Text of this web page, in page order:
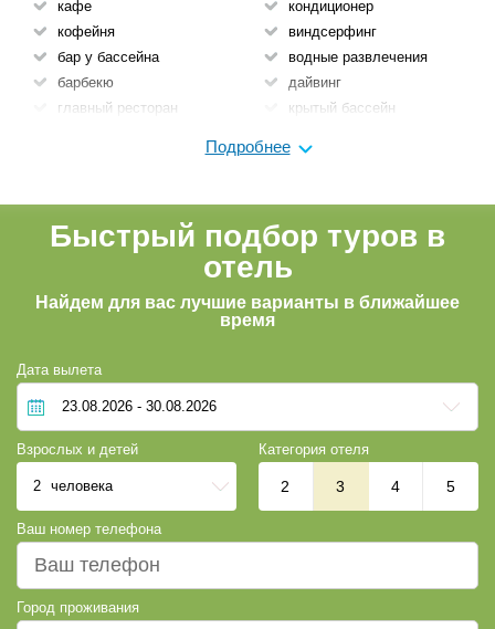
кафе
кофейня
бар у бассейна
барбекю
главный ресторан
туалет
умывальник
интернет
телефон
стиральная машина
кафель
кондиционер
виндсерфинг
водные развлечения
дайвинг
крытый бассейн
водные горки
бананасейлинг
детский бассейн
мини-клуб
размещение с
дискотека
ночной клуб
факс
конференц-зал
обслуживание в номере
регистрация
Подробнее
Быстрый подбор туров в
отель
Найдем для вас лучшие варианты в ближайшее
время
Дата вылета
Взрослых и детей
2 человека
Категория отеля
2 3 4 5
Ваш номер телефона
Город проживания